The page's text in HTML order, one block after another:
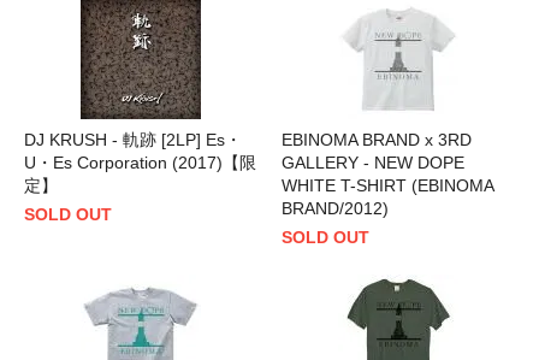
DJ KRUSH - 軌跡 [2LP] Es・
U・Es Corporation (2017)【限
定】
SOLD OUT
EBINOMA BRAND x 3RD
GALLERY - NEW DOPE
WHITE T-SHIRT (EBINOMA
BRAND/2012)
SOLD OUT